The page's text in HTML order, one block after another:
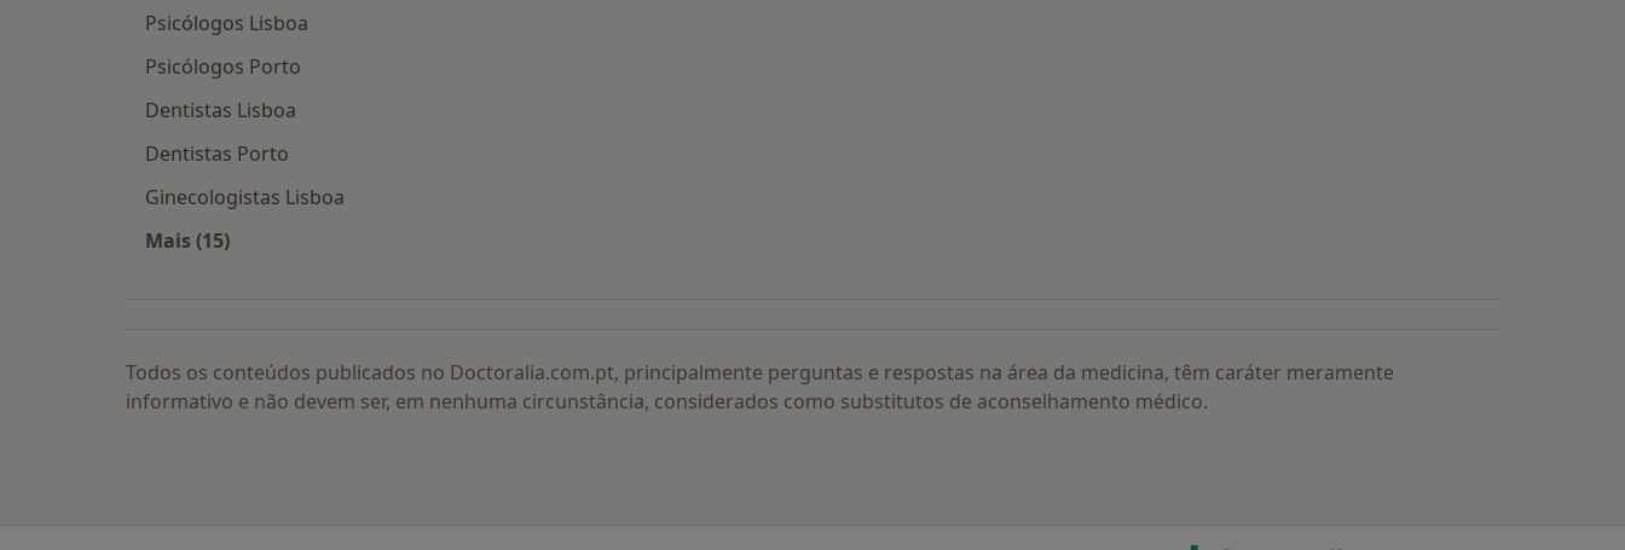
Psicólogos Lisboa
Psicólogos Porto
Dentistas Lisboa
Dentistas Porto
Ginecologistas Lisboa
Mais (15)
Todos os conteúdos publicados no Doctoralia.com.pt, principalmente perguntas e respostas na área da medicina, têm caráter meramente
informativo e não devem ser, em nenhuma circunstância, considerados como substitutos de aconselhamento médico.